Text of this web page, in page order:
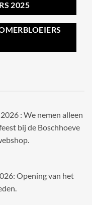
2025
: We nemen alleen
bij de Boschhoeve
Opening van het